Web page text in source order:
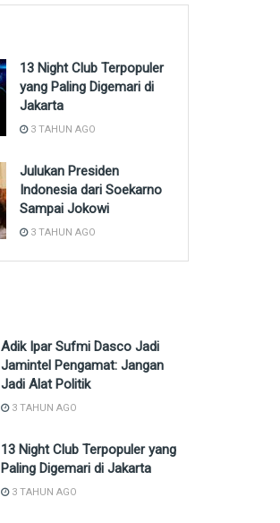
13 Night Club Terpopuler
yang Paling Digemari di
Jakarta
3 TAHUN AGO
Julukan Presiden
Indonesia dari Soekarno
Sampai Jokowi
3 TAHUN AGO
Adik Ipar Sufmi Dasco Jadi
Jamintel Pengamat: Jangan
Jadi Alat Politik
3 TAHUN AGO
13 Night Club Terpopuler yang
Paling Digemari di Jakarta
3 TAHUN AGO